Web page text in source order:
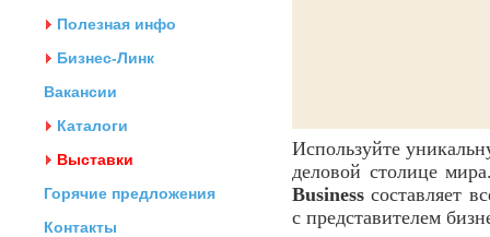
Полезная инфо
Бизнес-Линк
Вакансии
Каталоги
Выставки
Горячие предложения
Контакты
Используйте
деловой столице
Business составляет
с представителем